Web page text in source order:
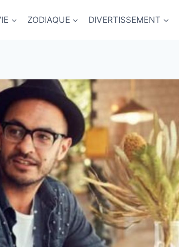
ZODIAQUE DIVERTISSEMENT